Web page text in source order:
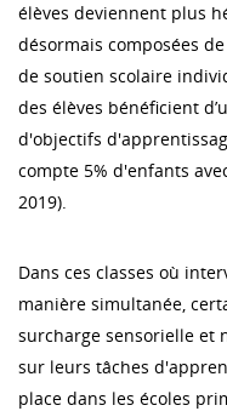
élèves deviennent plus
désormais composées
de soutien scolaire
des élèves bénéficient
d'objectifs
compte 5% d'enfants
2019).
Dans ces classes où
manière simultanée,
surcharge sensorielle et
sur leurs tâches
place dans les écoles